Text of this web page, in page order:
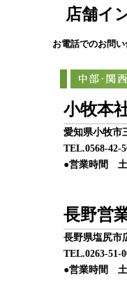
店舗イ
お電話でのお問
小牧本
愛知県小牧
TEL.0568-42-
●営業時間
長野営
長野県塩尻市
TEL.0263-51-
●営業時間